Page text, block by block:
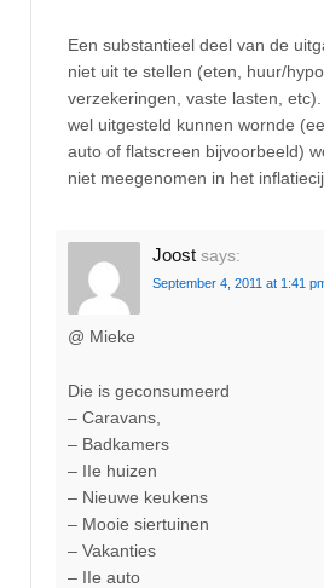
Een substantieel deel van de
niet uit te stellen (eten, huur/
verzekeringen, vaste lasten,
wel uitgesteld kunnen wornde
auto of flatscreen bijvoorbeeld)
niet meegenomen in het
Joost says:
September 4, 2011 at 1:41
@ Mieke
Die is geconsumeerd
– Caravans,
– Badkamers
– IIe huizen
– Nieuwe keukens
– Mooie siertuinen
– Vakanties
– IIe auto